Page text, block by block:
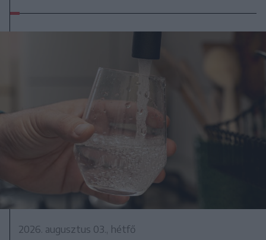
2026. augusztus 03., hétfő